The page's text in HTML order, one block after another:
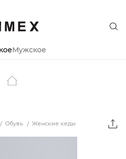
Мужское
Обувь Женские кеды